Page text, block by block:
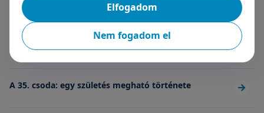
Szülés után 3 héttel mehettünk haza először
Kívánjuk minden párnak, hogy ilyen orvosa legyen
A 35. csoda: egy születés megható története
Nem fogadom el
Elfogadom